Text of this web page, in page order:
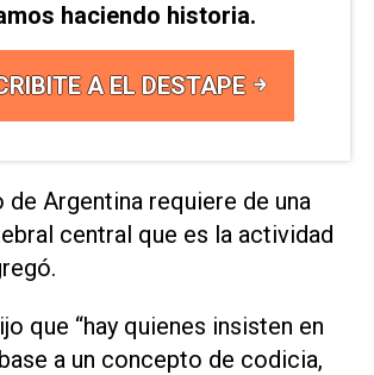
haciendo historia.
A EL DESTAPE
de Argentina requiere de una
central que es la actividad
que “hay quienes insisten en
a un concepto de codicia,